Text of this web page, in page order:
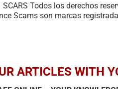
Todos los derechos
Scams son marcas
ARTICLES WITH